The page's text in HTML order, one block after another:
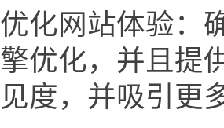
优化网站体验：
擎优化，并且提
见度，并吸引更